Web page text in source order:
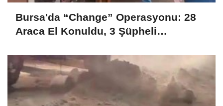
Bursa'da “Change” Operasyonu: 28
Araca El Konuldu, 3 Şüpheli